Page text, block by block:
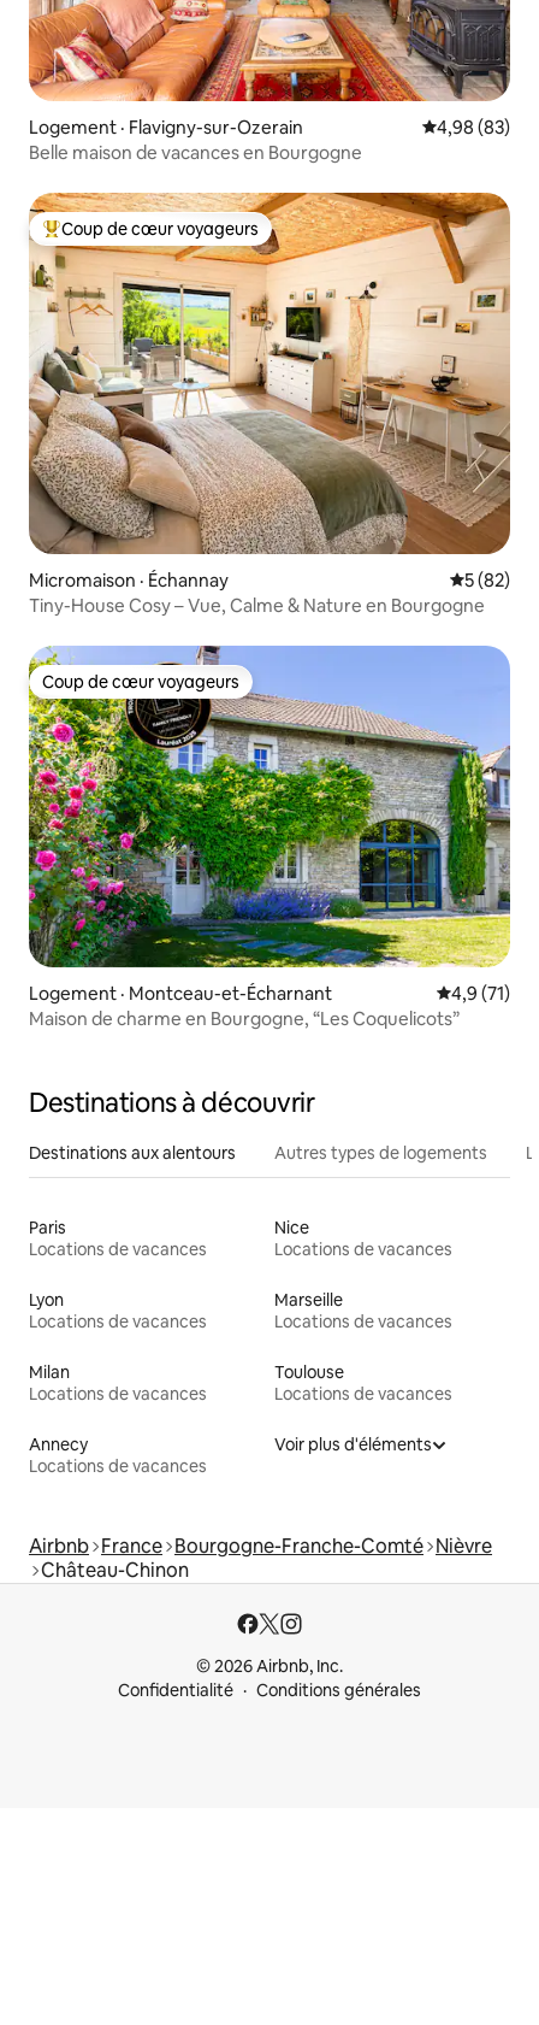
Logement · Flavigny-sur-Ozerain Note
4,98 (83)
Belle maison de vacances en Bourgogne
Coup de cœur voyageurs parmi les plus aimés
Coup de cœur voyageurs
Micromaison · Échannay Note
5 (82)
Tiny-House Cosy – Vue, Calme & Nature en Bourgogne
Coup de cœur voyageurs
Coup de cœur voyageurs
Logement · Montceau-et-Écharnant Note
4,9 (71)
Maison de charme en Bourgogne, “Les Coquelicots”
Destinations à découvrir
Destinations aux alentours Autres types de logements
Paris
Locations de vacances
Nice
Locations de vacances
Lyon
Locations de vacances
Marseille
Locations de vacances
Milan
Locations de vacances
Toulouse
Locations de vacances
Annecy
Locations de vacances
Voir plus d'éléments
Airbnb France Bourgogne-Franche-Comté Nièvre
Château-Chinon
© 2026 Airbnb, Inc.
Confidentialité
Conditions générales